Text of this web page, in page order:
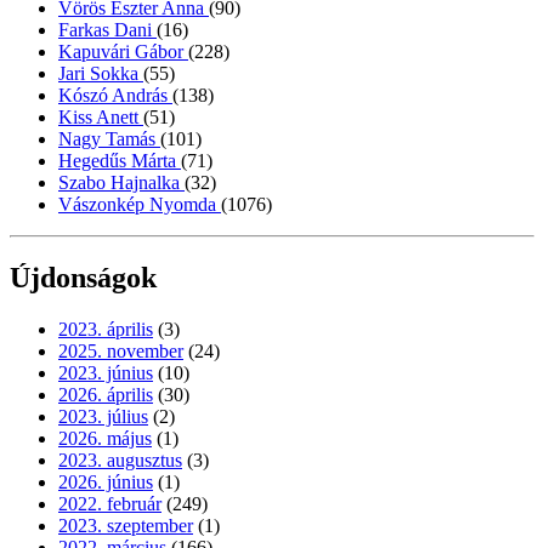
Vörös Eszter Anna (90)
Farkas Dani (16)
Kapuvári Gábor(228)
Jari Sokka (55)
Kószó András (138)
Kiss Anett (51)
Nagy Tamás (101)
Hegedűs Márta (71)
Szabo Hajnalka (32)
Vászonkép Nyomda (1076)
Újdonságok
2023. április (3)
2025. november (24)
2023. június (10)
2026. április (30)
2023. július (2)
2026. május (1)
2023. augusztus (3)
2026. június (1)
2022. február (249)
2023. szeptember (1)